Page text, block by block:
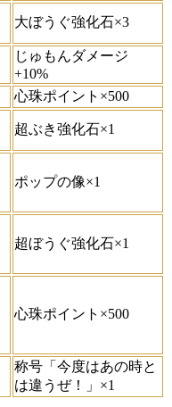
大ぼうぐ強化石×3
じゅもんダメージ
+10%
心珠ポイント×500
超ぶき強化石×1
ポップの像×1
超ぼうぐ強化石×1
心珠ポイント×500
称号「今度はあの時と
は違うぜ！」×1